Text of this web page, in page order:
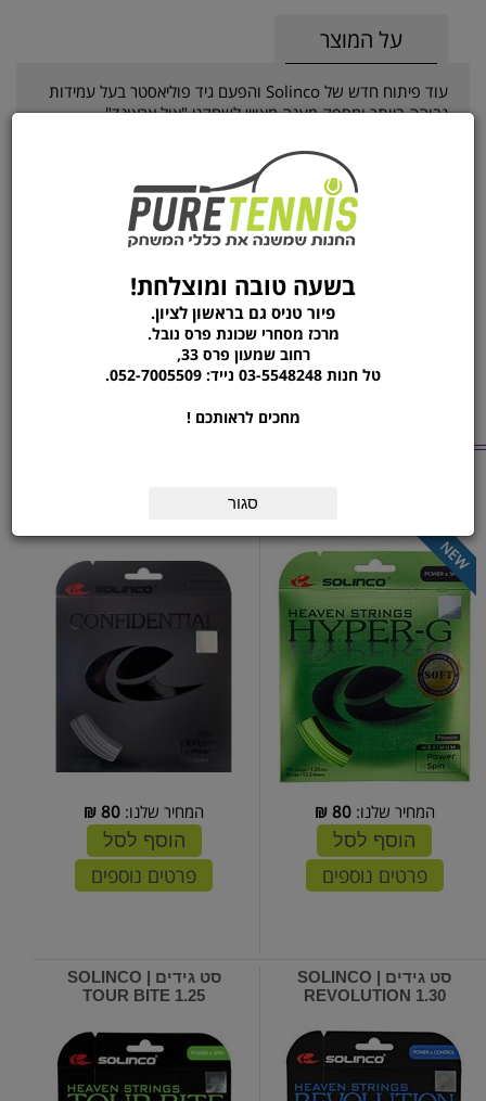
על המוצר
עוד פיתוח חדש של Solinco והפעם גיד פוליאסטר בעל עמידות
גבוהה ביותר.ומספק מענה מצויין לשחקני "אול אראונד".
הנפוץ ביותר במכללות ובתחרויות ה-CHALLENGER.
בהפצה בלעדית שלנו.עכשיו גם במחירי השקה.
קיים במלאי בעובי: 1.20,1.25,1.30.צבע:אדום
מידע נוסף
SOLINCO
מוצרים נוספים
המחיר שלנו:80
₪
הוסף לסל
פרטים נוספים
המחיר שלנו: 80
₪
הוסף לסל
פרטים נוספים
סט גידים | SOLINCO
REVOLUTION 1.30
סט גידים | SOLINCO
TOUR BITE 1.25
בשעה טובה ומוצלחת!
פיור טניס גם בראשון לציון.
מרכז מסחרי שכונת פרס נובל.
רחוב שמעון פרס 33,
טל חנות 03-5548248 נייד: 052-7005509.
מחכים לראותכם !
סגור